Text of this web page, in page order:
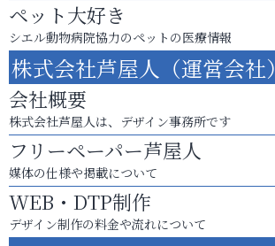
ペット大好き
シエル動物病院協力のペットの医療情報
株式会社芦屋人（運営会社）
会社概要
株式会社芦屋人は、デザイン事務所です
フリーペーパー芦屋人
媒体の仕様や掲載について
WEB・DTP制作
デザイン制作の料金や流れについて